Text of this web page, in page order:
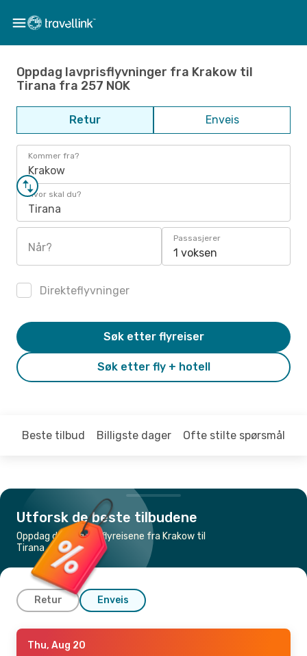
Oppdag lavprisflyvninger fra Krakow til
Tirana fra 257 NOK
Retur Enveis
Kommer fra?
Krakow
Hvor skal du?
Tirana
Når?
Passasjerer
1 voksen
Direkteflyvninger
Søk etter fly + hotell
Søk etter flyreiser
Beste tilbud Billigste dager Ofte stilte spørsmål
Utforsk de beste tilbudene
Oppdag de billigste flyreisene fra Krakow til
Tirana
Retur Enveis
Fri, Aug 28- Mon, Aug 31
Thu, Aug 20